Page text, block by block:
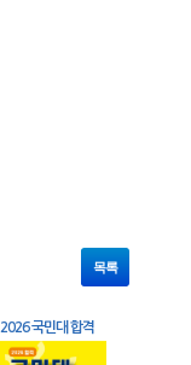
목록
2026 국민대 합격